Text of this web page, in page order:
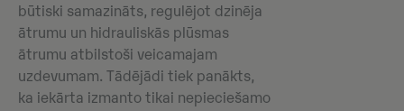
būtiski samazināts, regulējot dzinēja
ātrumu un hidrauliskās plūsmas
ātrumu atbilstoši veicamajam
uzdevumam. Tādējādi tiek panākts,
ka iekārta izmanto tikai nepieciešamo